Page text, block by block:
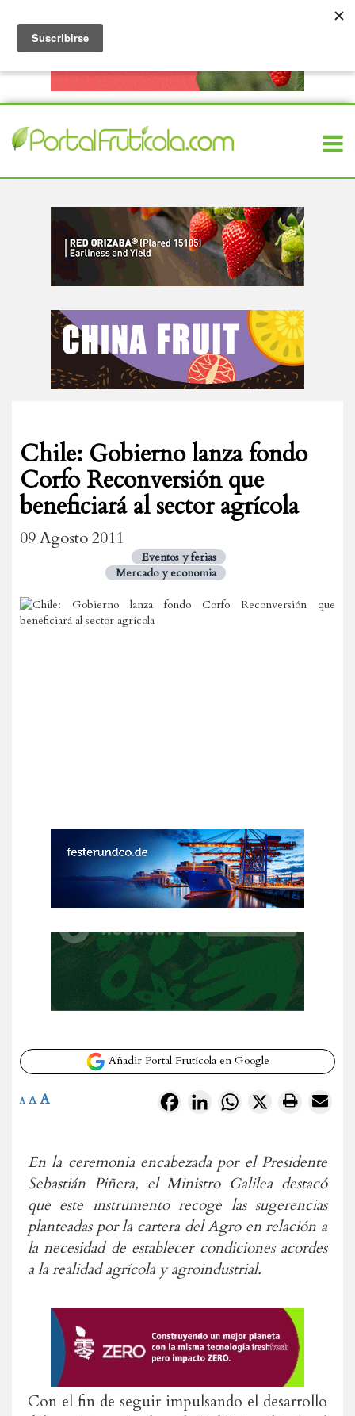
Chile: Gobierno lanza fondo
Corfo Reconversión que
beneficiará al sector agrícola
09 Agosto 2011
Eventos y ferias
Mercado y economia
Añadir Portal Frutícola en Google
FacebookLinkedInWhatsApp
X
A A A
En la ceremonia encabezada por el Presidente
Sebastián Piñera, el Ministro Galilea destacó
que este instrumento recoge las sugerencias
planteadas por la cartera del Agro en relación a
la necesidad de establecer condiciones acordes
a la realidad agrícola y agroindustrial.
Con el fin de seguir impulsando el desarrollo